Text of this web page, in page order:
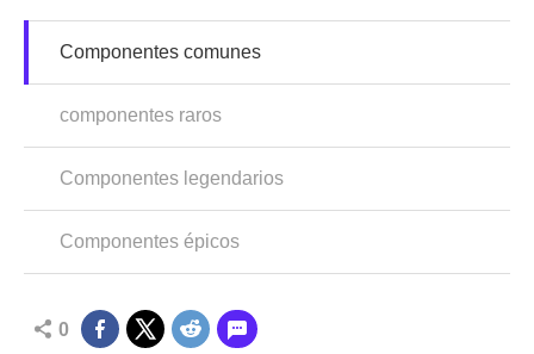
Componentes comunes
componentes raros
Componentes legendarios
Componentes épicos
0